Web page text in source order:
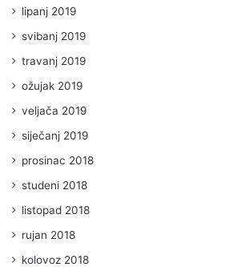
lipanj 2019
svibanj 2019
travanj 2019
ožujak 2019
veljača 2019
siječanj 2019
prosinac 2018
studeni 2018
listopad 2018
rujan 2018
kolovoz 2018